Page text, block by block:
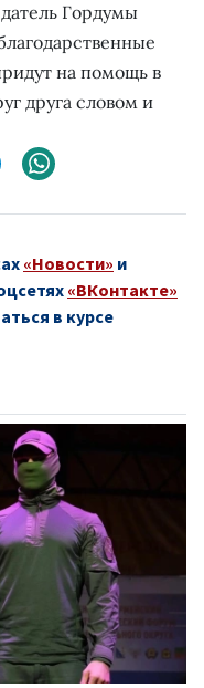
Гордумы
на помощь в
друга словом и
«Новости» и
«ВКонтакте»
в курсе